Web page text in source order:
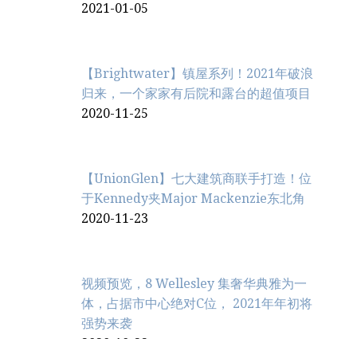
2021-01-05
【Brightwater】镇屋系列！2021年破浪
归来，一个家家有后院和露台的超值项目
2020-11-25
【UnionGlen】七大建筑商联手打造！位
于Kennedy夹Major Mackenzie东北角
2020-11-23
视频预览，8 Wellesley 集奢华典雅为一
体，占据市中心绝对C位， 2021年年初将
强势来袭